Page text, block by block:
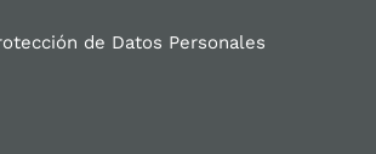
de Datos Personales